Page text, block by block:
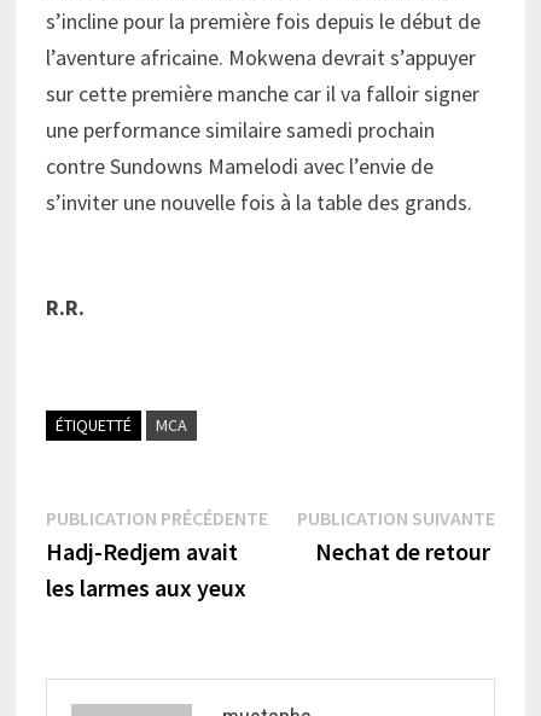
s’incline pour la première fois depuis le début de
l’aventure africaine. Mokwena devrait s’appuyer
sur cette première manche car il va falloir signer
une performance similaire samedi prochain
contre Sundowns Mamelodi avec l’envie de
s’inviter une nouvelle fois à la table des grands.
R.R.
ÉTIQUETTÉ MCA
Navigation
de
PUBLICATION PRÉCÉDENTEPublication
précédente :
Hadj-Redjem avait
les larmes aux yeux
PUBLICATION SUIVANTE
Nechat de retour